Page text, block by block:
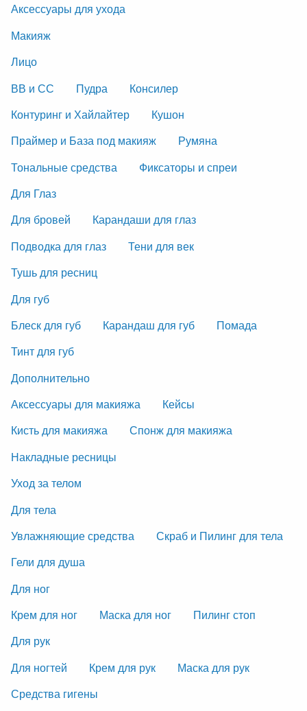
Аксессуары для ухода
Макияж
Лицо
ВВ и СС
Пудра
Консилер
Контуринг и Хайлайтер
Кушон
Праймер и База под макияж
Румяна
Тональные средства
Фиксаторы и спреи
Для Глаз
Для бровей
Карандаши для глаз
Подводка для глаз
Тени для век
Тушь для ресниц
Для губ
Блеск для губ
Карандаш для губ
Помада
Тинт для губ
Дополнительно
Аксессуары для макияжа
Кейсы
Кисть для макияжа
Спонж для макияжа
Накладные ресницы
Уход за телом
Для тела
Увлажняющие средства
Скраб и Пилинг для тела
Гели для душа
Для ног
Крем для ног
Маска для ног
Пилинг стоп
Для рук
Для ногтей
Крем для рук
Маска для рук
Средства гигены